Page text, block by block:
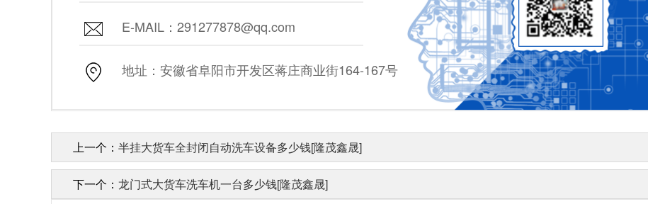
E-MAIL：291277878@qq.com
地址：安徽省阜阳市开发区蒋庄商业街164-167号
上一个： 半挂大货车全封闭自动洗车设备多少钱[隆茂鑫晟]
下一个： 龙门式大货车洗车机一台多少钱[隆茂鑫晟]